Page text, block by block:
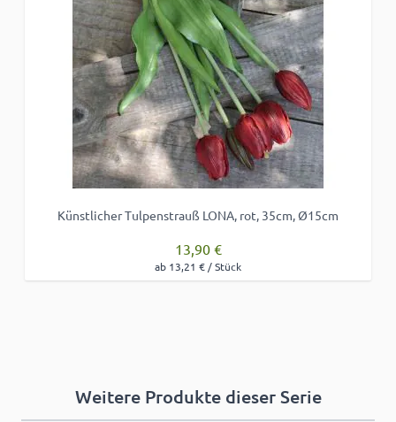
Künstlicher Tulpenstrauß LONA, rot, 35cm, Ø15cm
13,90 €
ab 13,21 € / Stück
Weitere Produkte dieser Serie